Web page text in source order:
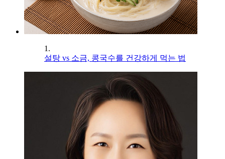
1.
설탕 vs 소금, 콩국수를 건강하게 먹는 법